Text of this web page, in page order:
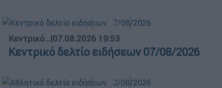
Κεντρικό...|07.08.2026 19:53
Κεντρικό δελτίο ειδήσεων 07/08/2026